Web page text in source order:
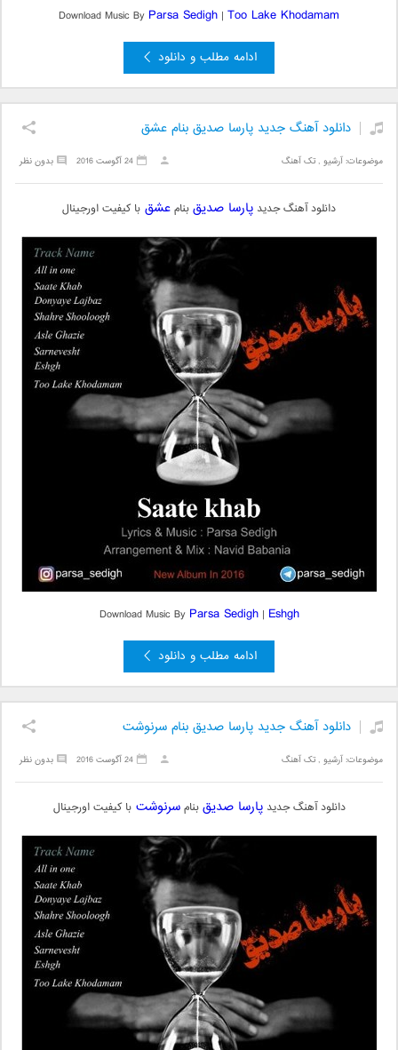
Download Music By Parsa Sedigh | Too Lake Khodamam
ادامه مطلب و دانلود
دانلود آهنگ جدید پارسا صدیق بنام عشق
موضوعات:آرشیو ,تک آهنگ بدون نظر 24 آگوست 2016
دانلود آهنگ جدید پارسا صدیقبنامعشق با کیفیت اورجینال
Download Music By Parsa Sedigh| Eshgh
ادامه مطلب و دانلود
دانلود آهنگ جدید پارسا صدیق بنام سرنوشت
موضوعات:آرشیو ,تک آهنگ بدون نظر 24 آگوست 2016
دانلود آهنگ جدیدپارسا صدیقبنامسرنوشتبا کیفیت اورجینال